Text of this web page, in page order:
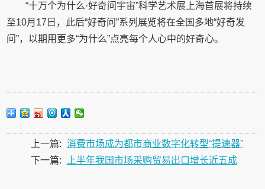
“十万个为什么·好奇问宇宙”科学艺术展上海首展将持续
至10月17日，此后“好奇问”系列展览将在全国多地“好奇发
问”，以期用更多“为什么”点亮每个人心中的好奇心。
上一篇: 消费市场成为都市商业数字化转型“提速器”
下一篇:
上半年我国市场采购贸易出口增长近五成